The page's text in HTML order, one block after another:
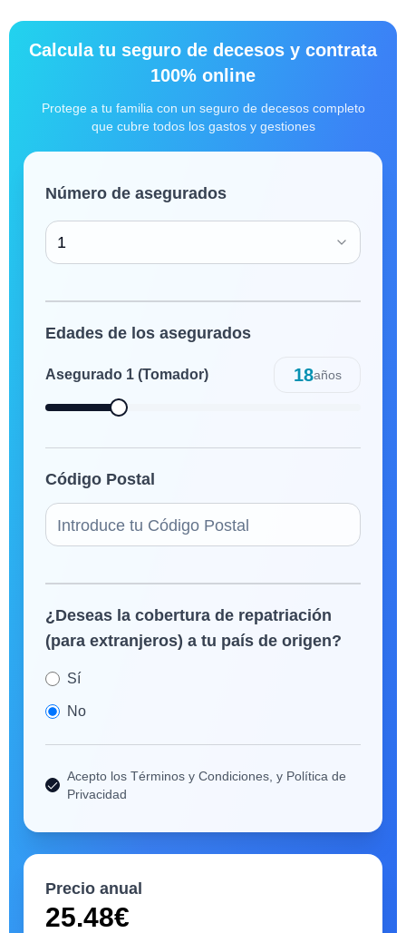
Calcula tu seguro de decesos y contrata
100% online
Protege a tu familia con un seguro de decesos completo
que cubre todos los gastos y gestiones
Número de asegurados
1
Edades de los asegurados
Asegurado 1 (Tomador) 18años
Código Postal
¿Deseas la cobertura de repatriación
(para extranjeros) a tu país de origen?
Sí
No
Acepto los Términos y Condiciones, y Política de
Privacidad
Precio anual
25.48€